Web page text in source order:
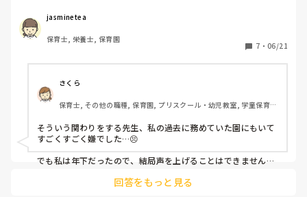
1歳児2歳児クラスの子で言うことを聞かないと廊下に出す。
赤ちゃんクラスに行っていいよーと言う。
らせる(服や顔はびしょびしょだし、大泣き)。この子は保育
中叱られることをしたらしいです。
お友達を押した子を先生が押す。
子ども本人に対して「そんなに可愛い顔ではないよね～」っ
て言う。
うな～って思いました。
jasminetea
保育士, 栄養士, 保育園
7 ・ 06/21
さくら
保育士, その他の職種, 保育園, プリスクール・幼児教室, 学童保育,
そういう関わりをする先生、私の過去に務めていた園にもいて
すごくすごく嫌でした…😣
でも私は年下だったので、結局声を上げることはできませんで
モヤモヤを我慢していました。
回答をもっと見る